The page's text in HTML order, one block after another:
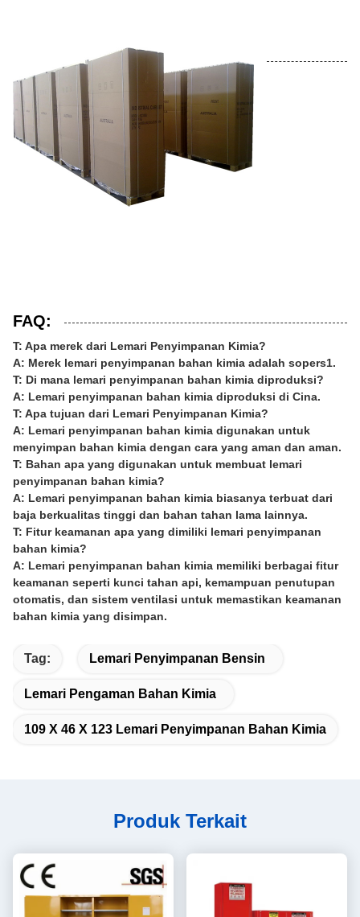
FAQ:
T: Apa merek dari Lemari Penyimpanan Kimia?
A: Merek lemari penyimpanan bahan kimia adalah sopers1.
T: Di mana lemari penyimpanan bahan kimia diproduksi?
A: Lemari penyimpanan bahan kimia diproduksi di Cina.
T: Apa tujuan dari Lemari Penyimpanan Kimia?
A: Lemari penyimpanan bahan kimia digunakan untuk
menyimpan bahan kimia dengan cara yang aman dan aman.
T: Bahan apa yang digunakan untuk membuat lemari
penyimpanan bahan kimia?
A: Lemari penyimpanan bahan kimia biasanya terbuat dari
baja berkualitas tinggi dan bahan tahan lama lainnya.
T: Fitur keamanan apa yang dimiliki lemari penyimpanan
bahan kimia?
A: Lemari penyimpanan bahan kimia memiliki berbagai fitur
keamanan seperti kunci tahan api, kemampuan penutupan
otomatis, dan sistem ventilasi untuk memastikan keamanan
bahan kimia yang disimpan.
Tag: Lemari Penyimpanan Bensin
Lemari Pengaman Bahan Kimia
109 X 46 X 123 Lemari Penyimpanan Bahan Kimia
Produk Terkait